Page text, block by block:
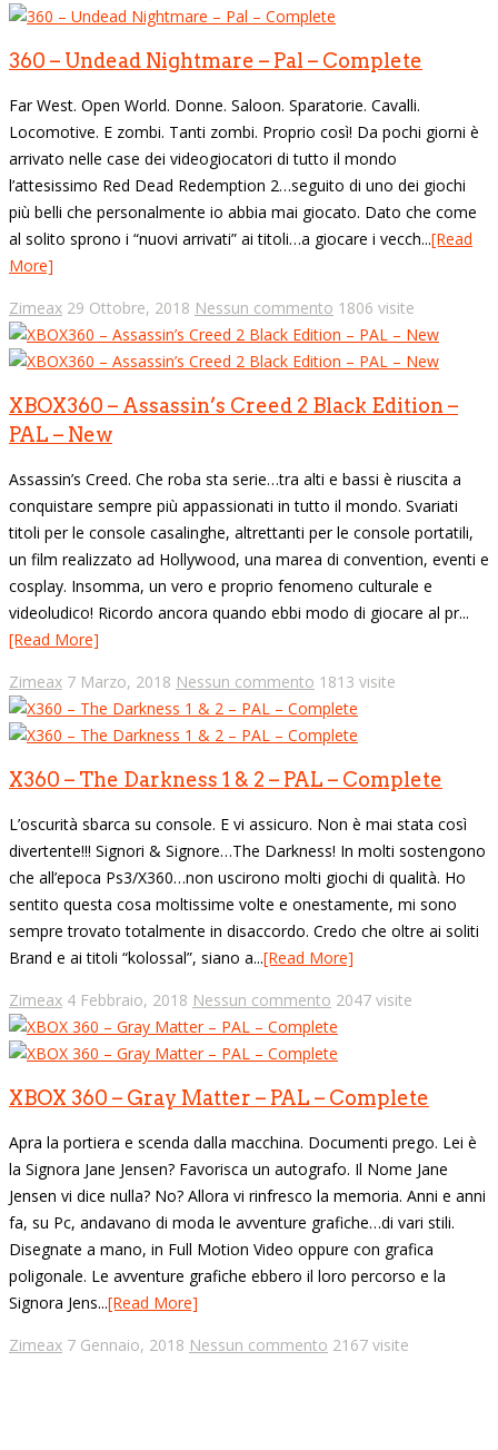
360 – Undead Nightmare – Pal – Complete
Far West. Open World. Donne. Saloon. Sparatorie. Cavalli.
Locomotive. E zombi. Tanti zombi. Proprio così! Da pochi giorni è
arrivato nelle case dei videogiocatori di tutto il mondo
l’attesissimo Red Dead Redemption 2…seguito di uno dei giochi
più belli che personalmente io abbia mai giocato. Dato che come
al solito sprono i “nuovi arrivati” ai titoli…a giocare i vecch...[Read
More]
Zimeax 29 Ottobre, 2018 Nessun commento 1806 visite
XBOX360 – Assassin’s Creed 2 Black Edition –
PAL – New
Assassin’s Creed. Che roba sta serie…tra alti e bassi è riuscita a
conquistare sempre più appassionati in tutto il mondo. Svariati
titoli per le console casalinghe, altrettanti per le console portatili,
un film realizzato ad Hollywood, una marea di convention, eventi e
cosplay. Insomma, un vero e proprio fenomeno culturale e
videoludico! Ricordo ancora quando ebbi modo di giocare al pr...
[Read More]
Zimeax 7 Marzo, 2018 Nessun commento 1813 visite
X360 – The Darkness 1 & 2 – PAL – Complete
L’oscurità sbarca su console. E vi assicuro. Non è mai stata così
divertente!!! Signori & Signore…The Darkness! In molti sostengono
che all’epoca Ps3/X360…non uscirono molti giochi di qualità. Ho
sentito questa cosa moltissime volte e onestamente, mi sono
sempre trovato totalmente in disaccordo. Credo che oltre ai soliti
Brand e ai titoli “kolossal”, siano a...[Read More]
Zimeax 4 Febbraio, 2018 Nessun commento 2047 visite
XBOX 360 – Gray Matter – PAL – Complete
Apra la portiera e scenda dalla macchina. Documenti prego. Lei è
la Signora Jane Jensen? Favorisca un autografo. Il Nome Jane
Jensen vi dice nulla? No? Allora vi rinfresco la memoria. Anni e anni
fa, su Pc, andavano di moda le avventure grafiche…di vari stili.
Disegnate a mano, in Full Motion Video oppure con grafica
poligonale. Le avventure grafiche ebbero il loro percorso e la
Signora Jens...[Read More]
Zimeax 7 Gennaio, 2018 Nessun commento 2167 visite